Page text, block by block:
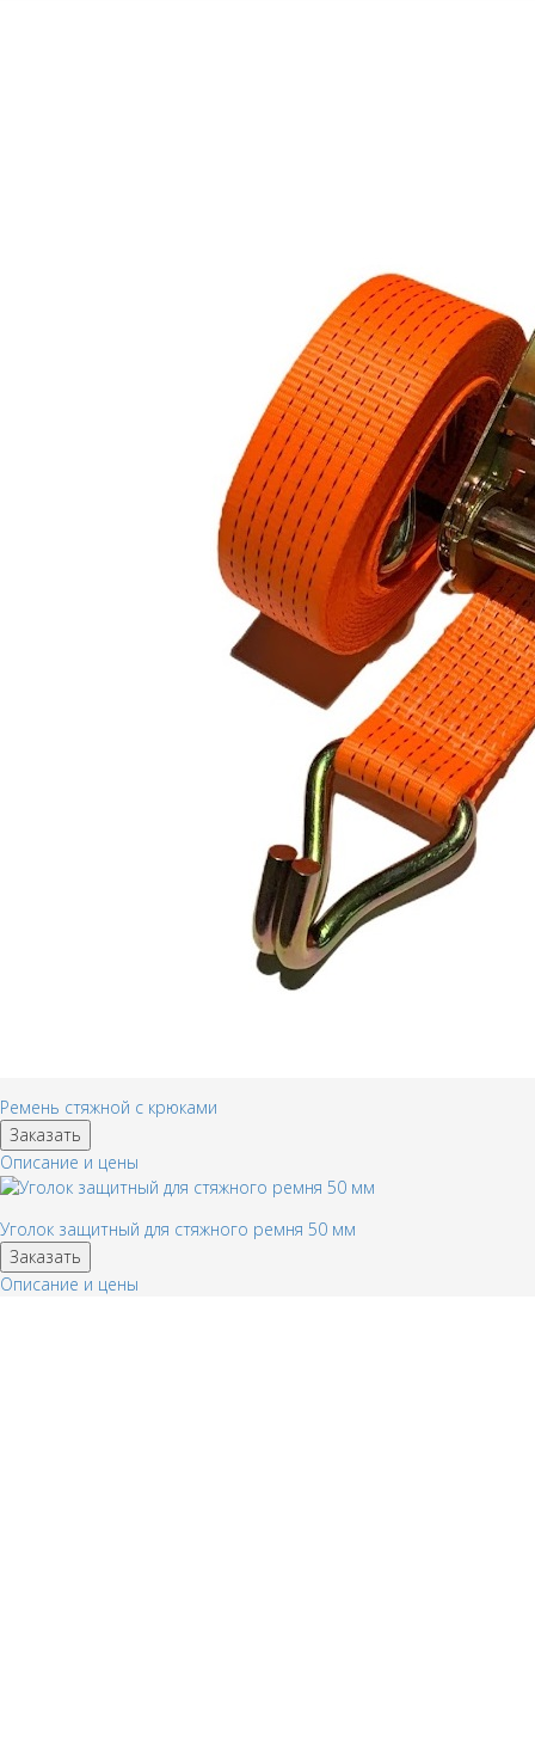
Ремень стяжной с крюками
Заказать
Описание и цены
Уголок защитный для стяжного ремня 50 мм
Заказать
Описание и цены